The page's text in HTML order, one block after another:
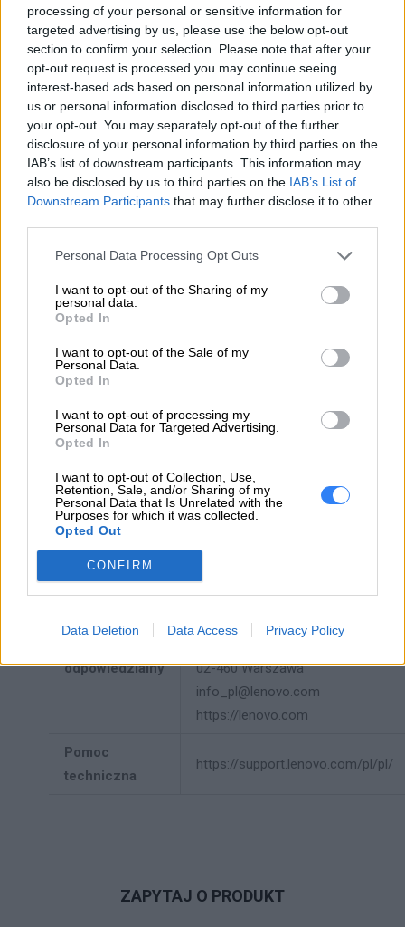
processing of your personal or sensitive information for
targeted advertising by us, please use the below opt-out
section to confirm your selection. Please note that after your
opt-out request is processed you may continue seeing
interest-based ads based on personal information utilized by
us or personal information disclosed to third parties prior to
your opt-out. You may separately opt-out of the further
disclosure of your personal information by third parties on the
IAB’s list of downstream participants. This information may
also be disclosed by us to third parties on the IAB’s List of
Downstream Participants that may further disclose it to other
Personal Data Processing Opt Outs
I want to opt-out of the Sharing of my
personal data.
Opted In
I want to opt-out of the Sale of my
Personal Data.
Opted In
I want to opt-out of processing my
Personal Data for Targeted Advertising.
Opted In
I want to opt-out of Collection, Use,
Retention, Sale, and/or Sharing of my
Personal Data that Is Unrelated with the
Purposes for which it was collected.
Opted Out
CONFIRM
Data Deletion Data Access Privacy Policy
IBM/Lenovo ThinkPad T T530 (2430)
IBM/Lenovo ThinkPad T T530 (2434)
IBM/Lenovo ThinkPad W W520 (4249)
IBM/Lenovo ThinkPad W W520 (4260)
IBM/Lenovo ThinkPad W W520 (4270)
IBM/Lenovo ThinkPad W W520 (4276)
IBM/Lenovo ThinkPad W W520 (4281)
IBM/Lenovo ThinkPad W W520 (4282)
IBM/Lenovo ThinkPad W W520 (4284)
IBM/Lenovo ThinkPad W W530
INFORMACJE HANDLOWE
Kod
Dane
producenta
Morrisville, NC 27560 USA
odpowiedzialny
Lenovo Technology B.V. Sp. z
02-460 Warszawa
info_pl@lenovo.com
https://lenovo.com
Pomoc
techniczna
https://support.lenovo.com/pl/pl/
ZAPYTAJ O PRODUKT